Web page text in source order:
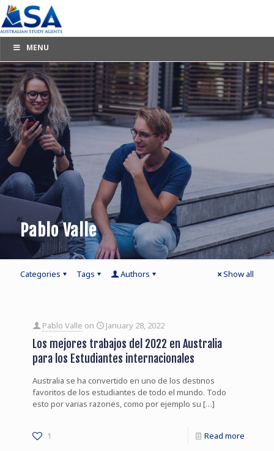
MENU
Pablo Valle
Categories Tags Authors Show all
Pablo Valle on January 28, 2022
Los mejores trabajos del 2022 en Australia
para los Estudiantes internacionales
Australia se ha convertido en uno de los destinos
favoritos de los estudiantes de todo el mundo. Todo
esto por varias razones, como por ejemplo su […]
1 Read more